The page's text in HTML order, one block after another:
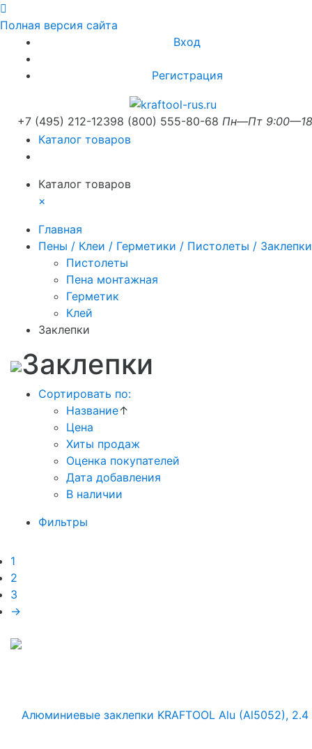
Полная версия сайта
Вход
Регистрация
+7 (495) 212-12398 (800) 555-80-68 Пн—Пт
Каталог товаров
Каталог товаров
×
Главная
Пены / Клеи / Герметики / Пистолеты / Заклепки
Пистолеты
Пена монтажная
Герметик
Клей
Заклепки
Заклепки
Сортировать по:
Название↑
Цена
Хиты продаж
Оценка покупателей
Дата добавления
В наличии
Фильтры
1
2
3
→